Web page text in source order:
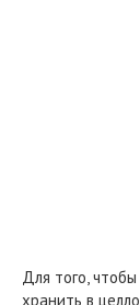
Для того,
хранить в